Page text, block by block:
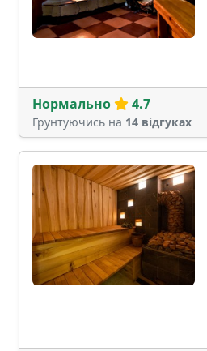
Нормально 4.7
Грунтуючись на 14 відгуках